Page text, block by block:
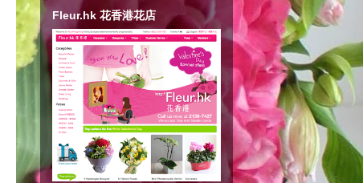
Fleur.hk 花香港花店